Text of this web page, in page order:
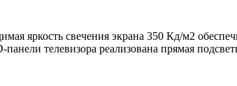
яркость свечения экрана 350 Кд/м2
телевизора реализована прямая